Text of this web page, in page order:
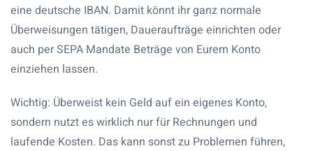
eine deutsche IBAN. Damit könnt ihr ganz normale
Überweisungen tätigen, Daueraufträge einrichten oder
auch per SEPA Mandate Beträge von Eurem Konto
einziehen lassen.
Wichtig: Überweist kein Geld auf ein eigenes Konto,
sondern nutzt es wirklich nur für Rechnungen und
laufende Kosten. Das kann sonst zu Problemen führen,